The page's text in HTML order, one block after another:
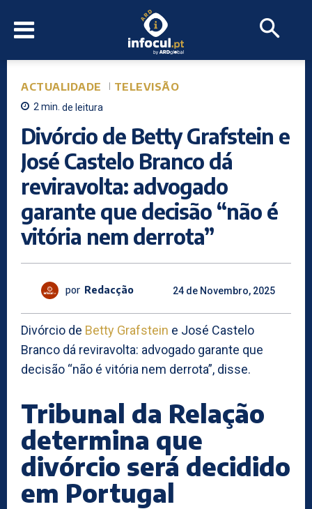
ACTUALIDADE TELEVISÃO
2min. de leitura
Divórcio de Betty Grafstein e
José Castelo Branco dá
reviravolta: advogado
garante que decisão “não é
vitória nem derrota”
por Redacção 24 de Novembro, 2025
Divórcio de Betty Grafstein e José Castelo
Branco dá reviravolta: advogado garante que
decisão “não é vitória nem derrota”, disse.
Tribunal da Relação
determina que
divórcio será decidido
em Portugal